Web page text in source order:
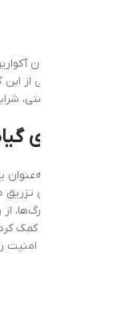
آکواریومی، برخی
این گیاهان، گیاه
شرایط نگهداری، نقش
گیاه آناناسی
یکی از مقاوم‌ترین
تزریق دی‌اکسید کربن
از رشد بی‌رویه
کرده و محیطی
را در فضای